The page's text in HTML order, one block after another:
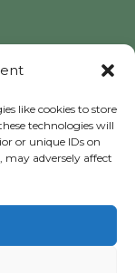
like cookies to store
technologies will
or unique IDs on
adversely affect
COOP